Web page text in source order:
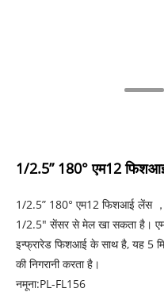
1/2.5” 180° एम12
1/2.5” 180° एम12 फिशआई लेंस
1/2.5" सेंसर से मेल खा सकता है।
इन्फ्रारेड फिशआई के साथ है, यह 5
की निगरानी करता है।
नमूना:PL-FL156